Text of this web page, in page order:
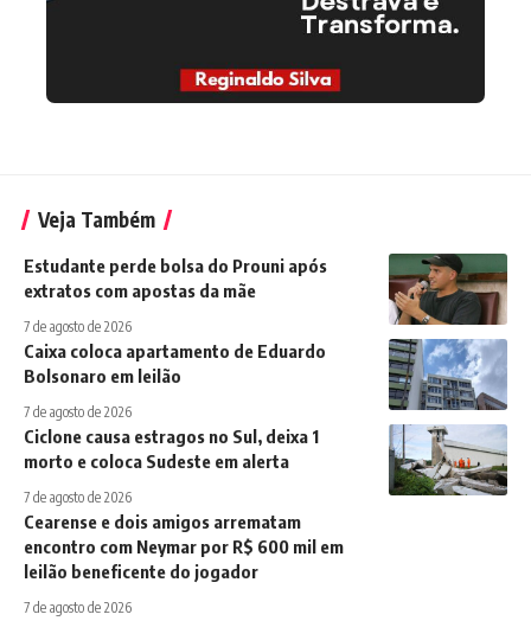
Veja Também
Estudante perde bolsa do Prouni após
extratos com apostas da mãe
7 de agosto de 2026
Caixa coloca apartamento de Eduardo
Bolsonaro em leilão
7 de agosto de 2026
Ciclone causa estragos no Sul, deixa 1
morto e coloca Sudeste em alerta
7 de agosto de 2026
Cearense e dois amigos arrematam
encontro com Neymar por R$ 600 mil em
leilão beneficente do jogador
7 de agosto de 2026